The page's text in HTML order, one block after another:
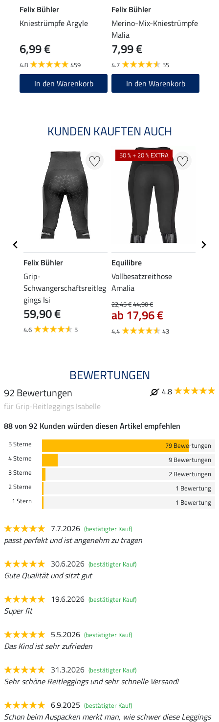
Felix Bühler
Kniestrümpfe Argyle
6,99 €
4.8 459
In den Warenkorb
Felix Bühler
Merino-Mix-Kniestrümpfe
Malia
7,99 €
4.7 55
In den Warenkorb
KUNDEN KAUFTEN AUCH
Felix Bühler
Grip-
Schwangerschaftsreitleg
gings Isi
59,90 €
4.6 5
50 % + 20 % EXTRA
Equilibre
Vollbesatzreithose
Amalia
22,45 €44,90 €
ab 17,96 €
4.4 43
BEWERTUNGEN
92 Bewertungen
4.8
für Grip-Reitleggings Isabelle
88 von 92 Kunden würden diesen Artikel empfehlen
5 Sterne
79 Bewertungen
4 Sterne
9 Bewertungen
3 Sterne
2 Bewertungen
2 Sterne
1 Bewertung
1 Stern
1 Bewertung
7.7.2026 (bestätigter Kauf)
passt perfekt und ist angenehm zu tragen
30.6.2026 (bestätigter Kauf)
Gute Qualität und sitzt gut
19.6.2026 (bestätigter Kauf)
Super fit
5.5.2026 (bestätigter Kauf)
Das Kind ist sehr zufrieden
31.3.2026 (bestätigter Kauf)
Sehr schöne Reitleggings und sehr schnelle Versand!
6.9.2025 (bestätigter Kauf)
Schon beim Auspacken merkt man, wie schwer diese Leggings